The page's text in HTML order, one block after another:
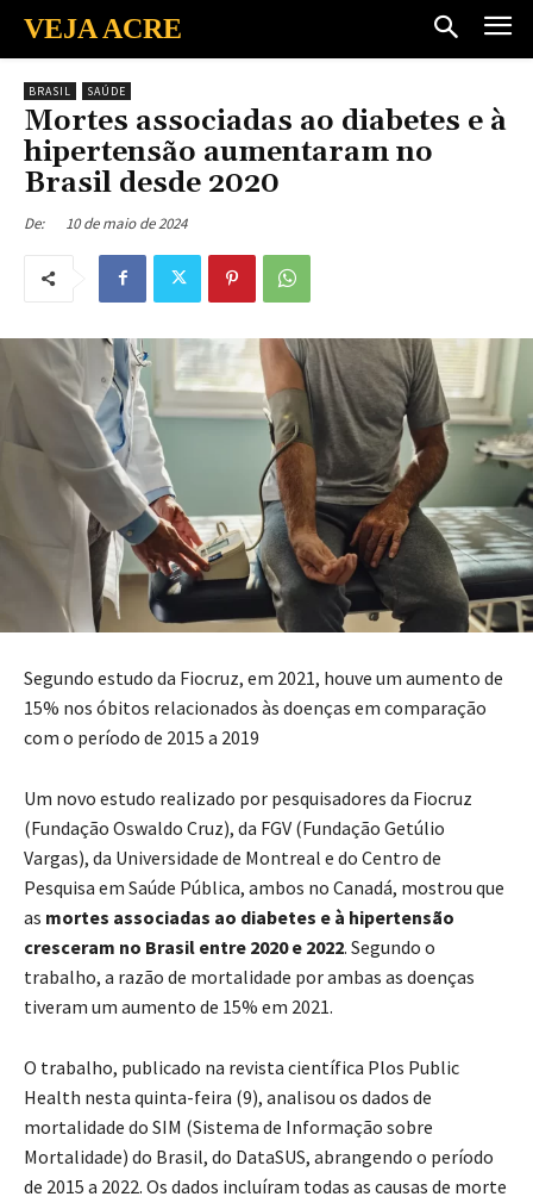
VEJA ACRE
BRASIL SAÚDE
Mortes associadas ao diabetes e à
hipertensão aumentaram no
Brasil desde 2020
De: 10 de maio de 2024
Segundo estudo da Fiocruz, em 2021, houve um aumento de
15% nos óbitos relacionados às doenças em comparação
com o período de 2015 a 2019
Um novo estudo realizado por pesquisadores da Fiocruz
(Fundação Oswaldo Cruz), da FGV (Fundação Getúlio
Vargas), da Universidade de Montreal e do Centro de
Pesquisa em Saúde Pública, ambos no Canadá, mostrou que
as mortes associadas ao diabetes e à hipertensão
cresceram no Brasil entre 2020 e 2022. Segundo o
trabalho, a razão de mortalidade por ambas as doenças
tiveram um aumento de 15% em 2021.
O trabalho, publicado na revista científica Plos Public
Health nesta quinta-feira (9), analisou os dados de
mortalidade do SIM (Sistema de Informação sobre
Mortalidade) do Brasil, do DataSUS, abrangendo o período
de 2015 a 2022. Os dados incluíram todas as causas de morte